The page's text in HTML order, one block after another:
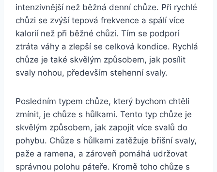
intenzivnější než běžná denní chůze. Při rychlé
chůzi se zvýší tepová frekvence a spálí více
kalorií než při běžné chůzi. Tím se podporí
ztráta váhy a zlepší se celková kondice. Rychlá
chůze je také skvělým způsobem, jak posílit
svaly nohou, především stehenní svaly.
Posledním typem chůze, který bychom chtěli
zmínit, je chůze s hůlkami. Tento typ chůze je
skvělým způsobem, jak zapojit více svalů do
pohybu. Chůze s hůlkami zatěžuje břišní svaly,
paže a ramena, a zároveň pomáhá udržovat
správnou polohu páteře. Kromě toho chůze s